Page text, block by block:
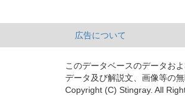
広告について
このデータベースのデータお
データ及び解説文、画像等の
Copyright (C) Stingray. All